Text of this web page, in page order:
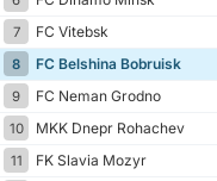
7
FC Vitebsk
8
FC Belshina Bobruisk
9
FC Neman Grodno
10
MKK Dnepr Rohachev
11
FK Slavia Mozyr